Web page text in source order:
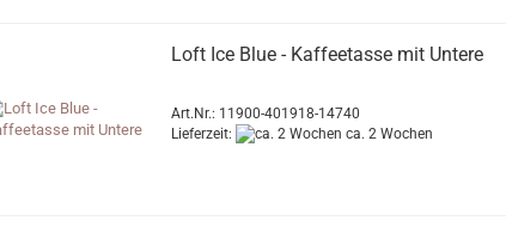
Loft Ice Blue - Kaffeetasse mit Untere
Art.Nr.: 11900-401918-14740
Lieferzeit:
ca. 2 Wochen